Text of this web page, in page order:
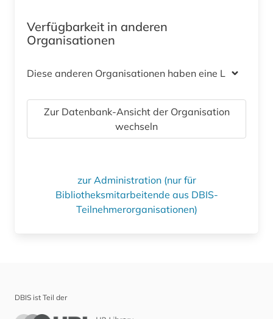
Verfügbarkeit in anderen
Organisationen
Diese anderen Organisationen haben eine Lizenz
Zur Datenbank-Ansicht der Organisation
wechseln
zur Administration (nur für
Bibliotheksmitarbeitende aus DBIS-
Teilnehmerorganisationen)
DBIS ist Teil der